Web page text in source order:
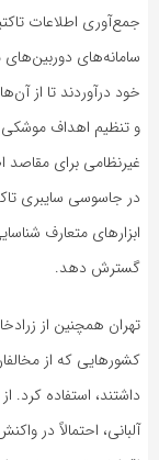
جمع‌آوری اطلاعات
سامانه‌های دوربین‌های
خود درآوردند تا از
و تنظیم اهداف موشکی
غیرنظامی برای مقاصد
در جاسوسی سایبری
ابزارهای متعارف
گسترش دهد.
تهران همچنین از
کشورهایی که از
داشتند، استفاده کرد.
آلبانی، احتمالاً در